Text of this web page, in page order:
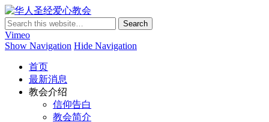
Vimeo
Show Navigation Hide Navigation
首页
最新消息
教会介绍
信仰告白
教会简介